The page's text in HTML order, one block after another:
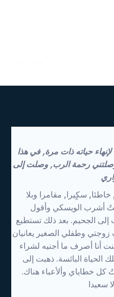
حياته ذات مرة, في هذا
رحمة الرب, وصلت إلى
خاطئا, سكٍيرا, مقامرا وبلا
أشرب الويسكي وأقول
الجحيم. بعد ذلك تستطيع
زوجتي وطفلي الصغير يعانيان
أنا أصرف ما أجنيه لشراء
الحياة البائسة. ذهبت إلى
كل خطاياي وألأعباء هناك.